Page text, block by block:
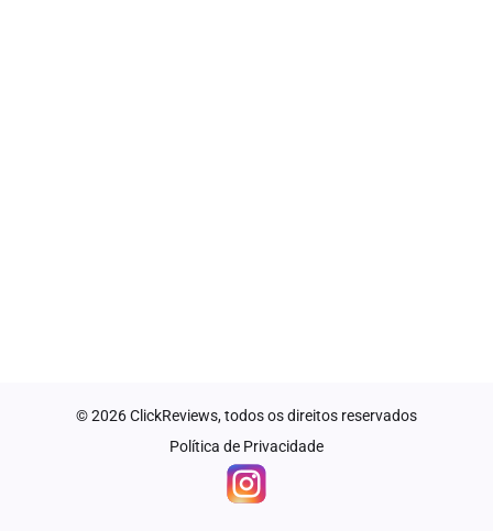
© 2026 ClickReviews, todos os direitos reservados
Política de Privacidade